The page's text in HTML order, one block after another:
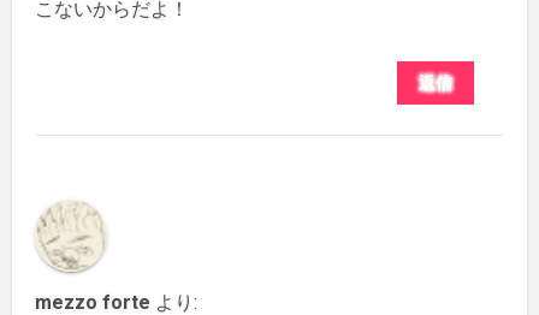
こないからだよ！
返信
mezzo forte より: